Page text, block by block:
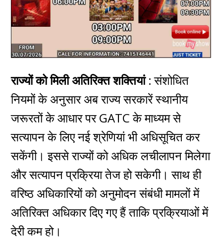
राज्यों को मिली अतिरिक्त शक्तियां :संशोधित
नियमों के अनुसार अब राज्य सरकारें स्थानीय
जरूरतों के आधार पर GATC के माध्यम से
सत्यापन के लिए नई श्रेणियां भी अधिसूचित कर
सकेंगी। इससे राज्यों को अधिक लचीलापन मिलेगा
और सत्यापन प्रक्रिया तेज हो सकेगी। साथ ही
वरिष्ठ अधिकारियों को अनुमोदन संबंधी मामलों में
अतिरिक्त अधिकार दिए गए हैं ताकि प्रक्रियाओं में
देरी कम हो।